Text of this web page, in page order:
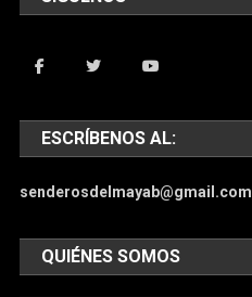
ESCRÍBENOS AL:
senderosdelmayab@gmail.com
QUIÉNES SOMOS